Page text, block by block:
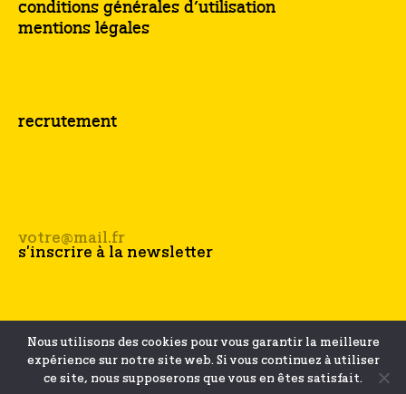
conditions générales d’utilisation
mentions légales
recrutement
Nous utilisons des cookies pour vous garantir la meilleure
expérience sur notre site web. Si vous continuez à utiliser
ce site, nous supposerons que vous en êtes satisfait.